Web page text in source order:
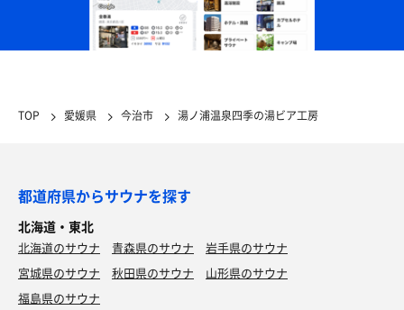
TOP 愛媛県 今治市 湯ノ浦温泉四季の湯ビア工房
都道府県からサウナを探す
北海道・東北
北海道のサウナ 青森県のサウナ
岩手県のサウナ
宮城県のサウナ
秋田県のサウナ
山形県のサウナ
福島県のサウナ